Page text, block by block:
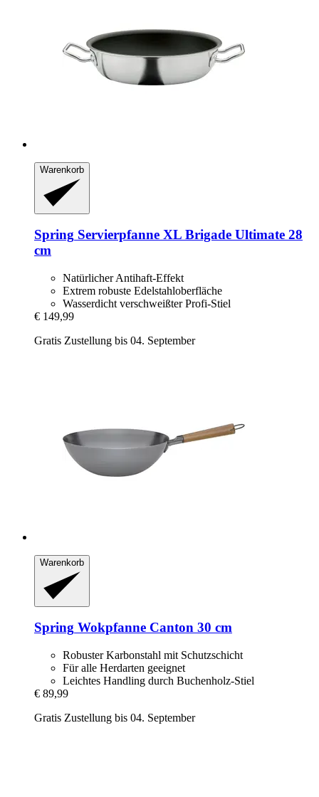
Warenkorb
Spring Servierpfanne XL Brigade Ultimate 28
cm
Natürlicher Antihaft-Effekt
Extrem robuste Edelstahloberfläche
Wasserdicht verschweißter Profi-Stiel
€ 149,99
Gratis Zustellung bis 04. September
Warenkorb
Spring Wokpfanne Canton 30 cm
Robuster Karbonstahl mit Schutzschicht
Für alle Herdarten geeignet
Leichtes Handling durch Buchenholz-Stiel
€ 89,99
Gratis Zustellung bis 04. September